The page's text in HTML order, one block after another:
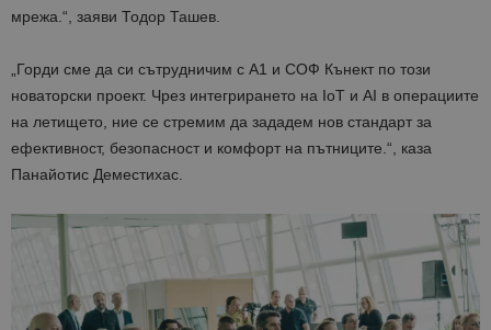
мрежа.“, заяви Тодор Ташев.
„Горди сме да си сътрудничим с А1 и СОФ Кънект по този
новаторски проект. Чрез интегрирането на IoT и AI в операциите
на летището, ние се стремим да зададем нов стандарт за
ефективност, безопасност и комфорт на пътниците.“, каза
Панайотис Деместихас.